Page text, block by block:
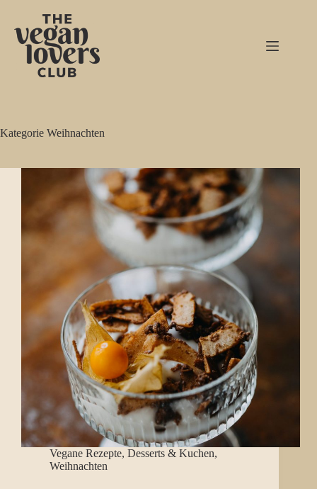
springen
Kategorie Weihnachten
Vegane Rezepte, Desserts & Kuchen,
Weihnachten